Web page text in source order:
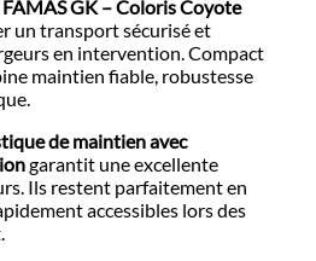
GK – Coloris Coyote
un transport sécurisé et
en intervention. Compact
maintien fiable, robustesse
de maintien avec
garantit une excellente
Ils restent parfaitement en
accessibles lors des